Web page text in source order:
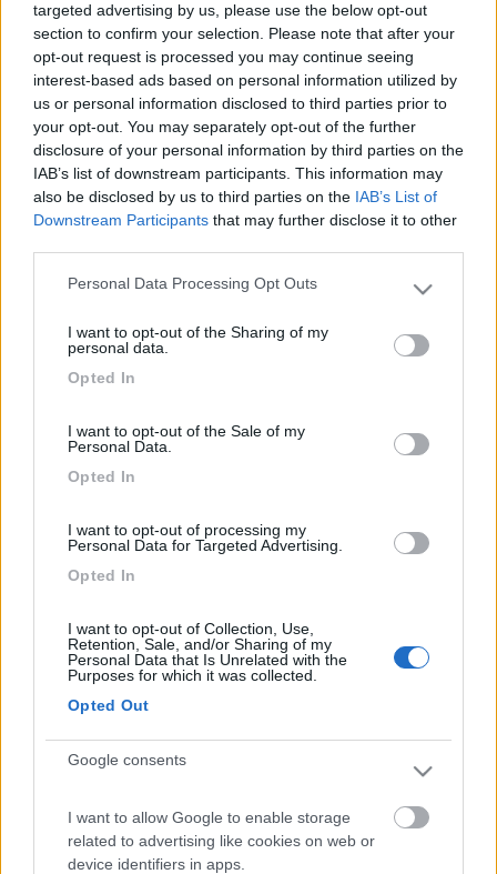
targeted advertising by us, please use the below opt-out
section to confirm your selection. Please note that after your
opt-out request is processed you may continue seeing
interest-based ads based on personal information utilized by
us or personal information disclosed to third parties prior to
your opt-out. You may separately opt-out of the further
disclosure of your personal information by third parties on the
IAB’s list of downstream participants. This information may
also be disclosed by us to third parties on the IAB’s List of
Downstream Participants that may further disclose it to other
Please note that this website/app uses one or more Google
not limited to your visit or usage behaviour. You may click to
use your data for below specified purposes in below Google
Personal Data Processing Opt Outs
I want to opt-out of the Sharing of my
personal data.
Opted In
I want to opt-out of the Sale of my
Personal Data.
Opted In
I want to opt-out of processing my
Personal Data for Targeted Advertising.
Opted In
I want to opt-out of Collection, Use,
Retention, Sale, and/or Sharing of my
Personal Data that Is Unrelated with the
Purposes for which it was collected.
Opted Out
Google consents
I want to allow Google to enable storage
related to advertising like cookies on web or
device identifiers in apps.
(senza passare dal regolatore). Mi segnavano come ho detto
17,50 volt.. Poi, per misurare quanti Ah che generavano i
pannelli, ho collegato gli stessi cavi a una lampadina 12 volt da
10 watt circa e quasi non si accendeva. Quindi non capisco
una cosa:
* un pannello anche se segna 17,5 volt può essere comunque
usurato in quanto non genera gli Ah per la ricarica ?
* mi conviene cambiarli?
T i t a n
Inserito il05/07/2017 alle:21:44:03
Prima cosa quelli che chiami e misuri non sono Ah ma A è basta.
La prova con la lampadina è una prova molto valida ma non hai
misurato la tensione quando la lampada è collegata.
Se lo fai e riferisci è meglio.comunque le cose sono solo due :
curega231
-
Scusa cosa sarebbe una resistenza di contatto?
Kochab